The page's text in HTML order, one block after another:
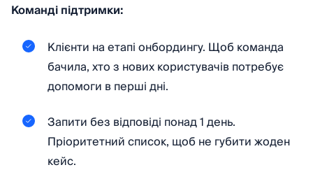
Команді підтримки:
Клієнти на етапі онбордингу. Щоб команда
бачила, хто з нових користувачів потребує
допомоги в перші дні.
Запити без відповіді понад 1 день.
Пріоритетний список, щоб не губити жоден
кейс.